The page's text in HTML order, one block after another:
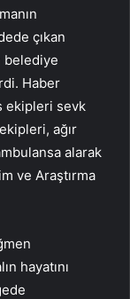
çıkan
belediye
Haber
ekipleri sevk
ağır
alarak
ve Araştırma
hayatını